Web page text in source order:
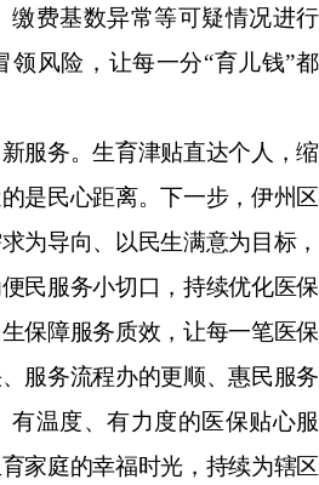
缴费基数异常等可疑情况进行
领风险，让每一分“育儿钱”都
服务。生育津贴直达个人，缩
是民心距离。下一步，伊州区
为导向、以民生满意为目标，
民服务小切口，持续优化医保
保障服务质效，让每一笔医保
服务流程办的更顺、惠民服务
有温度、有力度的医保贴心服
家庭的幸福时光，持续为辖区